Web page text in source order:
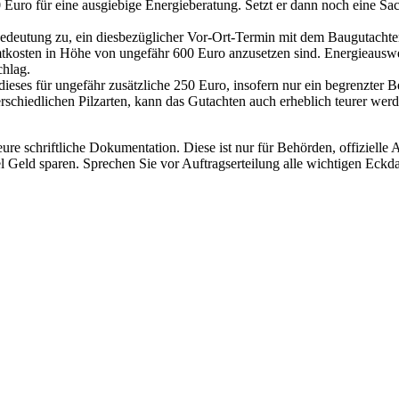
für eine ausgiebige Energieberatung. Setzt er dann noch eine
zu, ein diesbezüglicher Vor-Ort-Termin mit dem
in Höhe von ungefähr 600 Euro anzusetzen sind.
für ungefähr zusätzliche 250 Euro, insofern nur ein begrenzter
Pilzarten, kann das Gutachten auch erheblich teurer
schriftliche Dokumentation. Diese ist nur für Behörden, offizielle
sparen. Sprechen Sie vor Auftragserteilung alle wichtigen